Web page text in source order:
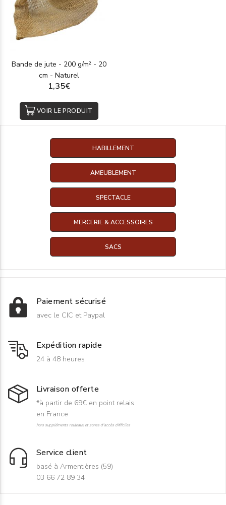
Bande de jute - 200 g/m² - 20
cm - Naturel
1,35€
VOIR LE PRODUIT
HABILLEMENT
AMEUBLEMENT
SPECTACLE
MERCERIE & ACCESSOIRES
SACS
Paiement sécurisé
avec le CIC et Paypal
Expédition rapide
24 à 48 heures
Livraison offerte
*à partir de 69€ en point relais
en France
hors suppléments rouleaux et zones d'accès difficiles
Service client
basé à Armentières (59)
03 66 72 89 34